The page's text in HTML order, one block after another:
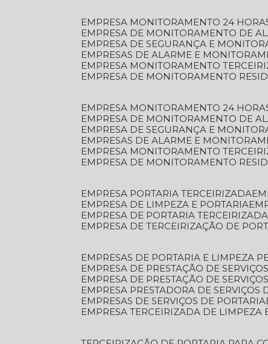
EMPRESA MONITORAMENTO 24
EMPRESA DE MONITORAMENTO DE
EMPRESA DE SEGURANÇA E
EMPRESAS DE ALARME E
EMPRESA MONITORAMENTO
EMPRESA DE MONITORAMENTO
EMPRESA MONITORAMENTO 24
EMPRESA DE MONITORAMENTO DE
EMPRESA DE SEGURANÇA E
EMPRESAS DE ALARME E
EMPRESA MONITORAMENTO
EMPRESA DE MONITORAMENTO
EMPRESA PORTARIA TERCEIRIZADA
EMPRESA DE LIMPEZA E PORTARIA
EMPRESA DE PORTARIA TERCEIRIZADA
EMPRESA DE TERCEIRIZAÇÃO DE
EMPRESAS DE PORTARIA E LIMPEZA
EMPRESA DE PRESTAÇÃO DE
EMPRESA DE PRESTAÇÃO DE
EMPRESA PRESTADORA DE SERVIÇOS
EMPRESAS DE SERVIÇOS DE PORTARIA
EMPRESA TERCEIRIZADA DE LIMPEZA